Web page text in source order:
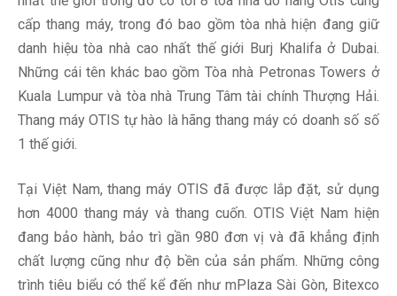
cấp thang máy, trong đó bao gồm tòa nhà hiện đang giữ
danh hiệu tòa nhà cao nhất thế giới Burj Khalifa ở Dubai.
Những cái tên khác bao gồm Tòa nhà Petronas Towers ở
Kuala Lumpur và tòa nhà Trung Tâm tài chính Thượng Hải.
Thang máy OTIS tự hào là hãng thang máy có doanh số số
1 thế giới.
Tại Việt Nam, thang máy OTIS đã được lắp đặt, sử dụng
hơn 4000 thang máy và thang cuốn. OTIS Việt Nam hiện
đang bảo hành, bảo trì gần 980 đơn vị và đã khẳng định
chất lượng cũng như độ bền của sản phẩm. Những công
trình tiêu biểu có thể kể đến như mPlaza Sài Gòn, Bitexco